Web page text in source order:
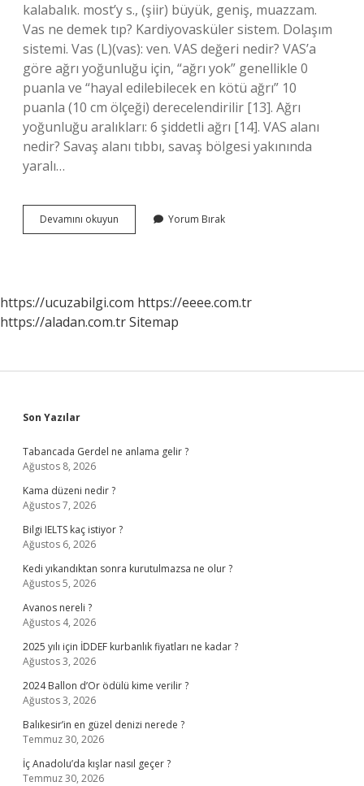
kalabalık. most’y s., (şiir) büyük, geniş, muazzam.
Vas ne demek tıp? Kardiyovasküler sistem. Dolaşım
sistemi. Vas (L)(vas): ven. VAS değeri nedir? VAS’a
göre ağrı yoğunluğu için, “ağrı yok” genellikle 0
puanla ve “hayal edilebilecek en kötü ağrı” 10
puanla (10 cm ölçeği) derecelendirilir [13]. Ağrı
yoğunluğu aralıkları: 6 şiddetli ağrı [14]. VAS alanı
nedir? Savaş alanı tıbbı, savaş bölgesi yakınında
yaralı…
Devamını okuyun
Ne
Yorum Bırak
https://ucuzabilgi.com https://eeee.com.tr
https://aladan.com.trSitemap
Sidebar
Son Yazılar
Tabancada Gerdel ne anlama gelir ?
Ağustos 8, 2026
Kama düzeni nedir ?
Ağustos 7, 2026
Bilgi IELTS kaç istiyor ?
Ağustos 6, 2026
Kedi yıkandıktan sonra kurutulmazsa ne olur ?
Ağustos 5, 2026
Avanos nereli ?
Ağustos 4, 2026
2025 yılı için İDDEF kurbanlık fiyatları ne kadar ?
Ağustos 3, 2026
2024 Ballon d’Or ödülü kime verilir ?
Ağustos 3, 2026
Balıkesir’in en güzel denizi nerede ?
Temmuz 30, 2026
İç Anadolu’da kışlar nasıl geçer ?
Temmuz 30, 2026